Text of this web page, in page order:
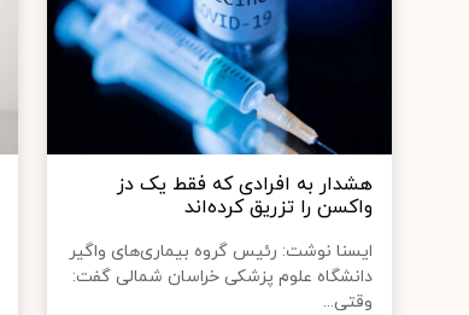
هشدار به افرادی که فقط یک دز
واکسن را تزریق کرده‌اند
ایسنا نوشت: رئیس گروه بیماری‌های واگیر
دانشگاه علوم پزشکی خراسان شمالی گفت:
وقتی...